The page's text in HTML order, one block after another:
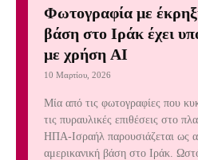
Φωτογραφία με
βάση στο Ιράκ έχει
με χρήση AI
10 Μαρτίου, 2026
Μία από τις φωτογραφίες που
τις πυραυλικές επιθέσεις στο
ΗΠΑ-Ισραήλ παρουσιάζεται ως
αμερικανική βάση στο Ιράκ.